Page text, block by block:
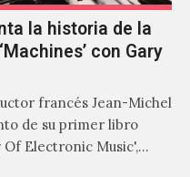
la historia de la
con Gary
francés Jean-Michel
de su primer libro
Electronic Music',